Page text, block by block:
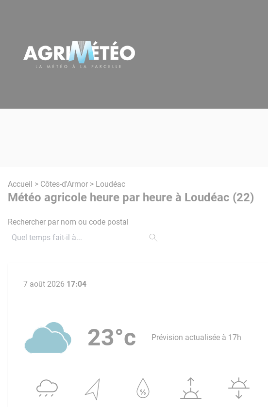
Accueil > Côtes-d'Armor > Loudéac
Météo agricole heure par heure à Loudéac (22)
Rechercher par nom ou code postal
7 août 2026 17:04
23°c Prévision actualisée à 17h